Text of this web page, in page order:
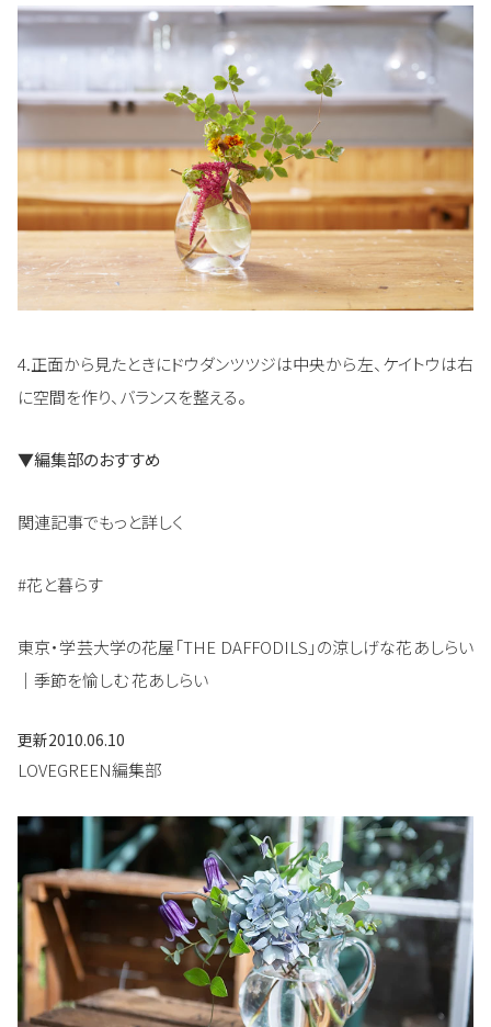
4.正面から見たときにドウダンツツジは中央から左、ケイトウは右
に空間を作り、バランスを整える。
▼編集部のおすすめ
関連記事でもっと詳しく
#花と暮らす
東京・学芸大学の花屋「THE DAFFODILS」の涼しげな花あしらい
｜季節を愉しむ 花あしらい
更新2010.06.10
LOVEGREEN編集部